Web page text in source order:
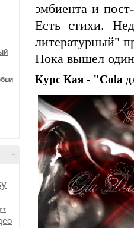
-
эмбиента и
Есть стихи.
литературный"
Пока вышел
Курс Кая - "Cola